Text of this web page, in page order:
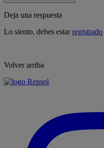
Deja una respuesta
Lo siento, debes estarregistrado
Volver arriba